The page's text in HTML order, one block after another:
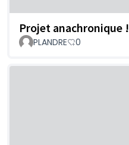
Projet anachronique !
PLANDRE 0